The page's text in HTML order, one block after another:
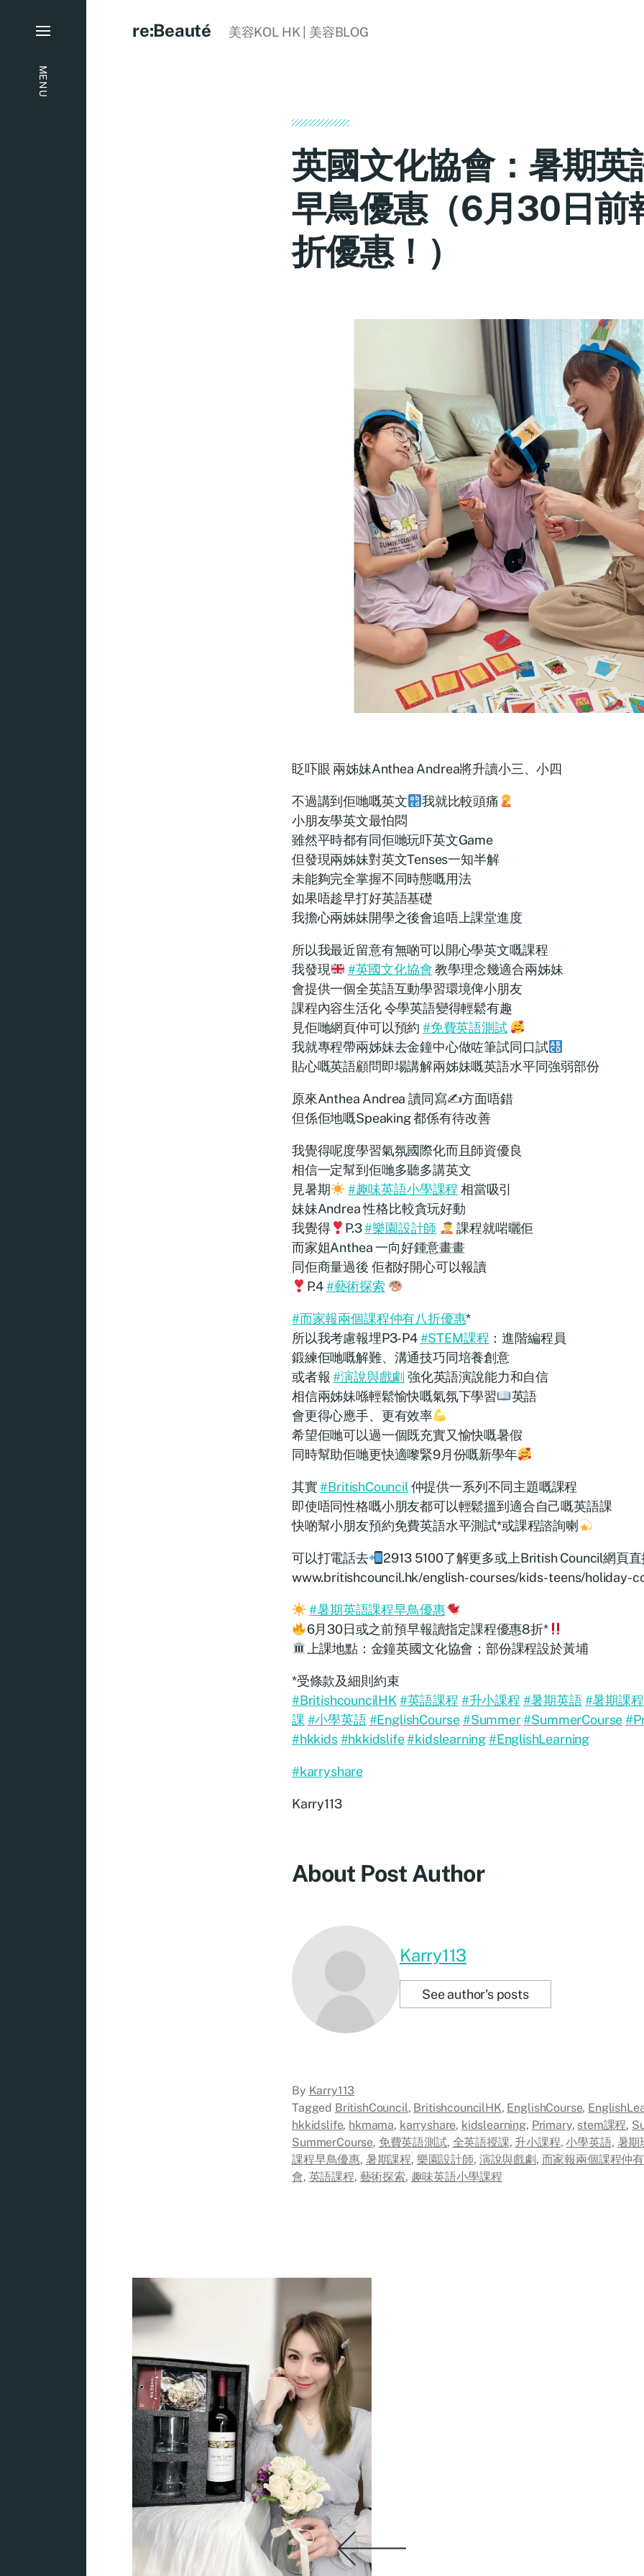
MENU
re:Beauté 美容KOL HK | 美容BLOG
英國文化協會：暑期英
早鳥優惠（6月30日前
折優惠！）
眨吓眼 兩姊妹Anthea Andrea將升讀小三、小四
不過講到佢哋嘅英文
我就比較頭痛
小朋友學英文最怕悶
雖然平時都有同佢哋玩吓英文Game
但發現兩姊妹對英文Tenses一知半解
未能夠完全掌握不同時態嘅用法
如果唔趁早打好英語基礎
我擔心兩姊妹開學之後會追唔上課堂進度
所以我最近留意有無啲可以開心學英文嘅課程
我發現
#英國文化協會教學理念幾適合兩姊妹
會提供一個全英語互動學習環境俾小朋友
課程內容生活化 令學英語變得輕鬆有趣
見佢哋網頁仲可以預約#免費英語測試
我就專程帶兩姊妹去金鐘中心做咗筆試同口試
貼心嘅英語顧問即場講解兩姊妹嘅英語水平同強弱部份
原來Anthea Andrea 讀同寫✍️方面唔錯
但係佢地嘅Speaking 都係有待改善
我覺得呢度學習氣氛國際化而且師資優良
相信一定幫到佢哋多聽多講英文
見暑期
#趣味英語小學課程 相當吸引
妹妹Andrea 性格比較貪玩好動
我覺得
P.3#樂園設計師
課程就啱曬佢
而家姐Anthea 一向好鍾意畫畫
同佢商量過後 佢都好開心可以報讀
P.4#藝術探索
#而家報兩個課程仲有八折優惠*
所以我考慮報埋P3-P4#STEM課程 ：進階編程員
鍛練佢哋嘅解難、溝通技巧同培養創意
或者報#演說與戲劇 強化英語演說能力和自信
相信兩姊妹喺輕鬆愉快嘅氣氛下學習
英語
會更得心應手、更有效率
希望佢哋可以過一個既充實又愉快嘅暑假
同時幫助佢哋更快適嚟緊9月份嘅新學年
其實#BritishCouncil 仲提供一系列不同主題嘅課程
即使唔同性格嘅小朋友都可以輕鬆搵到適合自己嘅英語課
快啲幫小朋友預約免費英語水平測試*或課程諮詢喇
可以打電話去
2913 5100了解更多或上British Council網頁直
www.britishcouncil.hk/english-courses/kids-teens/holiday-
#暑期英語課程早鳥優惠
6月30日或之前預早報讀指定課程優惠8折*
上課地點：金鐘英國文化協會；部份課程設於黃埔
*受條款及細則約束
#BritishcouncilHK #英語課程 #升小課程 #暑期英語 #暑期課程
課 #小學英語 #EnglishCourse#Summer#SummerCourse
#hkkids #hkkidslife#kidslearning#EnglishLearning
#karryshare
Karry113
About Post Author
Karry113
See author's posts
By Karry113
Tagged BritishCouncil, BritishcouncilHK, EnglishCourse,
hkkidslife, hkmama, karryshare, kidslearning, Primary, stem課程,
SummerCourse, 免費英語測試, 全英語授課, 升小課程,小學英語, 暑期
課程早鳥優惠, 暑期課程, 樂園設計師, 演說與戲劇, 而家報兩個課程仲
會, 英語課程, 藝術探索, 趣味英語小學課程